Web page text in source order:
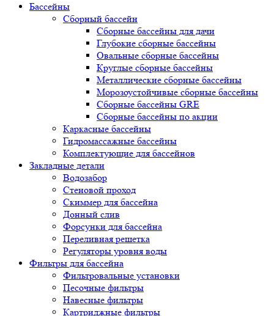
Бассейны
Сборный бассейн
Сборные бассейны для дачи
Глубокие сборные бассейны
Овальные сборные бассейны
Круглые сборные бассейны
Металлические сборные бассейны
Морозоустойчивые сборные бассейны
Сборные бассейны GRE
Сборные бассейны по акции
Каркасные бассейны
Гидромассажные бассейны
Комплектующие для бассейнов
Закладные детали
Водозабор
Стеновой проход
Скиммер для бассейна
Донный слив
Форсунки для бассейна
Переливная решетка
Регуляторы уровня воды
Фильтры для бассейна
Фильтровальные установки
Песочные фильтры
Навесные фильтры
Картриджные фильтры